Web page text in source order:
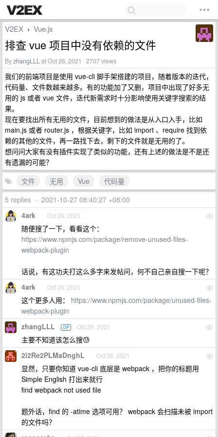
V2EX › Vue.js
排查 vue 项目中没有依赖的文件
ByzhangLLLat Oct 26, 2021 · 2707 views
我们的前端项目是使用 vue-cli 脚手架搭建的项目，随着版本的迭代，
代码量、文件数越来越多。有的功能加了又删，项目中出现了好多无
用的 js 或者 vue 文件，迭代新需求时十分影响使用关键字搜索的结
果。
现在要找出所有无用的文件，目前想到的做法是从入口入手，比如
main.js 或者 router.js ，根据关键字，比如 import 、require 找到依
赖的其他的文件，再一路找下去，剩下的文件就是无用的了。
想问问大家有没有插件实现了类似的功能，还有上述的做法是不是还
有遗漏的可能？
文件
无用 Vue
代码量
5 replies • 2021-10-27 08:40:27 +08:00
1
4ark Oct 26, 2021
随便搜了一下，看看这个：
https://www.npmjs.com/package/remove-unused-files-
webpack-plugin
话说，有这功夫打这么多字来发帖问，何不自己亲自搜一下呢？
2
4ark Oct 26, 2021
这个更多人用： https://www.npmjs.com/package/unused-files-
webpack-plugin
3
zhangLLL OP Oct 26, 2021
主要不知道该怎么搜😓
4
2i2Re2PLMaDnghL Oct 26, 2021
显然，只要你知道 vue-cli 底层是 webpack ，把你的标题用
Simple English 打出来就行
find webpack not used file
题外话，find 的 -atime 选项可用？ webpack 会扫描未被 import
的文件吗？